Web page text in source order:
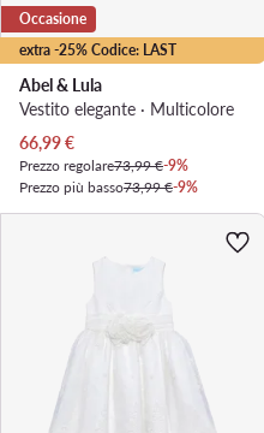
extra -25% Codice: LAST
Occasione
Abel & Lula
Vestito elegante · Multicolore
Prezzo attuale
66,99€
Prezzo regolare73,99 €-9%
Prezzo più basso73,99 €-9%